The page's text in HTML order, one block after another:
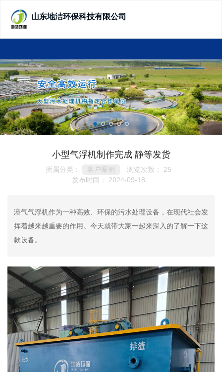
山东地洁环保科技有限公司
小型气浮机制作完成 静等发货
所属分类： 客户案例 浏览次数： 25
发布时间： 2024-09-18
溶气气浮机作为一种高效、环保的污水处理设备，在现代社会发
挥着越来越重要的作用。今天就带大家一起来深入的了解一下这
款设备。